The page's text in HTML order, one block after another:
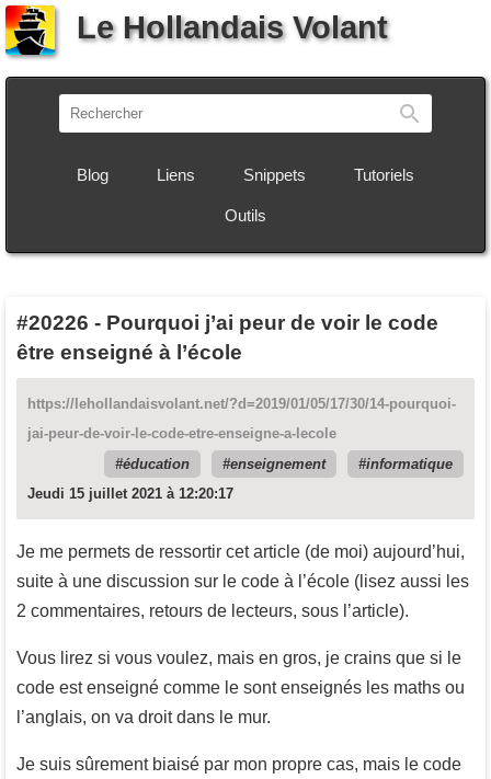
Le Hollandais Volant
Blog Liens Snippets Tutoriels
Outils
#20226 - Pourquoi j’ai peur de voir le code
être enseigné à l’école
https://lehollandaisvolant.net/?d=2019/01/05/17/30/14-pourquoi-
jai-peur-de-voir-le-code-etre-enseigne-a-lecole
éducation
enseignement
informatique
Jeudi 15 juillet 2021 à 12:20:17
Je me permets de ressortir cet article (de moi) aujourd’hui,
suite à une discussion sur le code à l’école (lisez aussi les
2 commentaires, retours de lecteurs, sous l’article).
Vous lirez si vous voulez, mais en gros, je crains que si le
code est enseigné comme le sont enseignés les maths ou
l’anglais, on va droit dans le mur.
Je suis sûrement biaisé par mon propre cas, mais le code